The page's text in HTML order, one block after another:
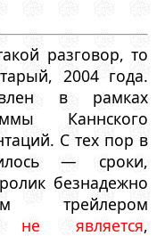
разговор, то
2004 года.
в рамках
Каннского
С тех пор в
— сроки,
безнадежно
трейлером
не является,